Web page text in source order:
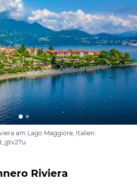
am Lago Maggiore, Italien.
Riviera